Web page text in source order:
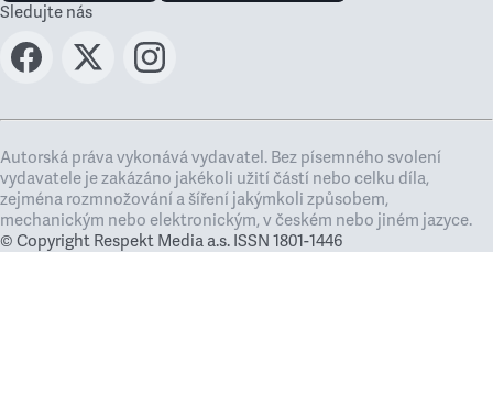
Sledujte nás
Autorská práva vykonává vydavatel. Bez písemného svolení
vydavatele je zakázáno jakékoli užití částí nebo celku díla,
zejména rozmnožování a šíření jakýmkoli způsobem,
mechanickým nebo elektronickým, v českém nebo jiném jazyce.
© Copyright Respekt Media a.s. ISSN 1801-1446